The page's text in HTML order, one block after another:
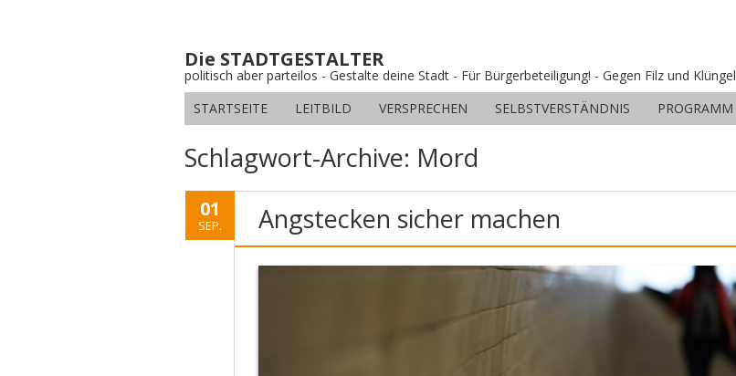
Die STADTGESTALTER
politisch aber parteilos - Gestalte deine Stadt - Für Bürgerbeteiligung! - Gegen Filz und Klüngel
STARTSEITE
LEITBILD VERSPRECHEN SELBSTVERSTÄNDNIS PROGRAMM
Schlagwort-Archive: Mord
01
SEP. Angstecken sicher machen